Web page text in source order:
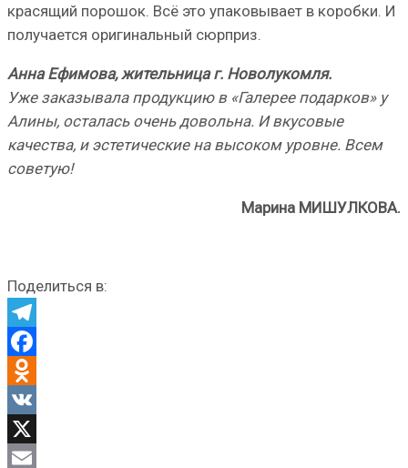
красящий порошок. Всё это упаковывает в коробки. И
получается оригинальный сюрприз.
Анна Ефимова, жительница г. Новолукомля.
Уже заказывала продукцию в «Галерее подарков» у
Алины, осталась очень довольна. И вкусовые
качества, и эстетические на высоком уровне. Всем
советую!
Марина МИШУЛКОВА.
Поделиться в:
Telegram
Facebook
Odnoklassniki
VK
X